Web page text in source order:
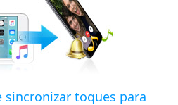
sincronizar toques para